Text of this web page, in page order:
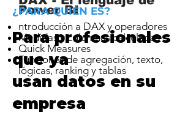
Power BI
ntroducción a DAX y operadores
Medidas y columnas calculadas
Quick Measures
Funciones de agregación, texto,
lógicas, ranking y tablas
¿PARA QUIÉN ES?
Para profesionales
que ya
usan datos en su
empresa